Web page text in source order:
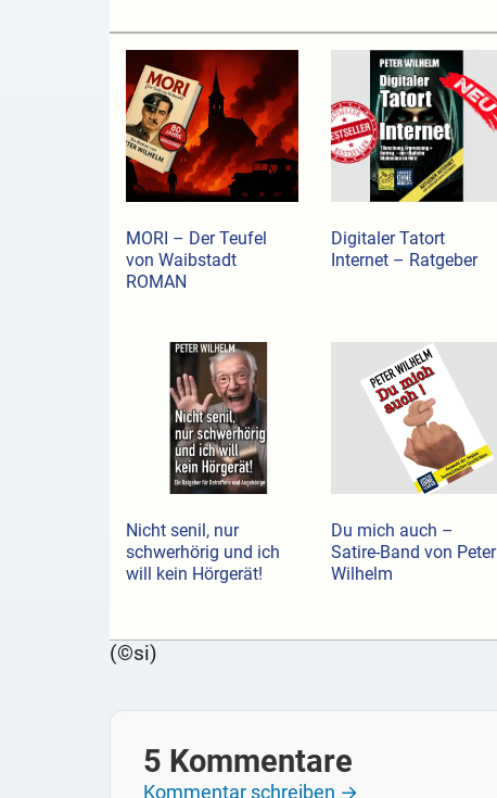
MORI – Der Teufel
von Waibstadt
ROMAN
Digitaler Tatort
Internet – Ratgeber
Nicht senil, nur
schwerhörig und ich
will kein Hörgerät!
Du mich auch –
Satire-Band von Peter
Wilhelm
(©si)
5 Kommentare
Kommentar schreiben →